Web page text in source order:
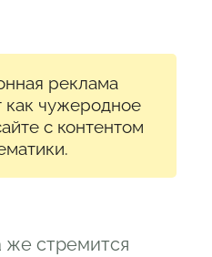
реклама
как чужеродное
с контентом
же стремится